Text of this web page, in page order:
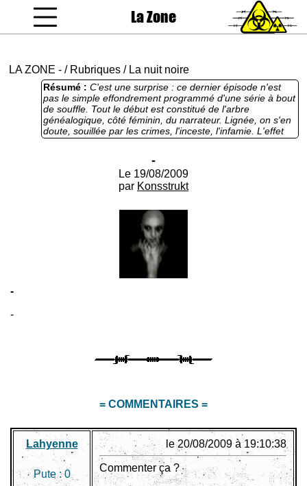
La Zone
LA ZONE - / Rubriques / La nuit noire
Résumé : C'est une surprise : ce dernier épisode n'est
pas le simple effondrement programmé d'une série à bout
de souffle. Tout le début est constitué de l'arbre
généalogique, côté féminin, du narrateur. Lignée, on s'en
doute, souillée par les crimes, l'inceste, l'infamie. L'effet
de surprise fonctionne. On est d'abord fasciné par cet
dans le grotesque, une sorte de grand cirque de l'horreur,
la foire à l'abus. Kstrkt est le Benny Hill de l'ignominie. La
confession terminale, plus sobre, est salutaire.
-
Le 19/08/2009
par Konsstrukt
-
-
= COMMENTAIRES =
Lahyenne
Pute :0
le 20/08/2009 à 19:10:38
Commenter ça ?